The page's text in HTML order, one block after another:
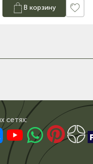
В корзину
сетях: